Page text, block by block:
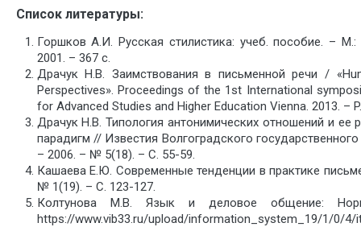
Список литературы:
Горшков А.И. Русская стилистика: учеб. пособие. –
2001. – 367 с.
Драчук Н.В. Заимствования в письменной речи /
Perspectives». Proceedings of the 1st International
for Advanced Studies and Higher Education Vienna. 2013. –
Драчук Н.В. Типология антонимических отношений и ее
парадигм // Известия Волгоградского
– 2006. – № 5(18). – С. 55-59.
Кашаева Е.Ю. Современные тенденции в практике
№ 1(19). – С. 123-127.
Колтунова М.В. Язык и деловое общение:
https://www.vib33.ru/upload/information_system_19/1/0/